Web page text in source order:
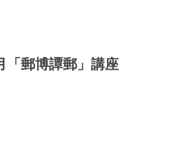
「郵博譚郵」講座